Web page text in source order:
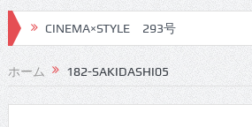
CINEMA×STYLE 293号
CINEMA×STYLE 292号
CINEMA×STYLE 291号
ホーム 182-SAKIDASHI05